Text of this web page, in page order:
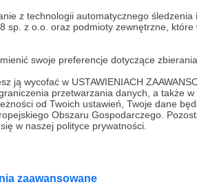
z technologii automatycznego
sp. z o.o. oraz podmioty zewnętrzne,
swoje preferencje dotyczące
ją wycofać w USTAWIENIACH
przetwarzania danych, a także
od Twoich ustawień, Twoje dane
Obszaru Gospodarczego.
w naszej polityce prywatności.
zaawansowane
jak działa optyka w
uproszczeń
refraktorów” i „mitów
liczby i realne porównania